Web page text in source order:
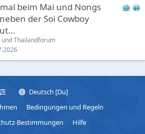
beim Mai und Nongs
der Soi Cowboy
und Thailandforum
Deutsch [Du]
Bedingungen und Regeln
Bestimmungen
Hilfe